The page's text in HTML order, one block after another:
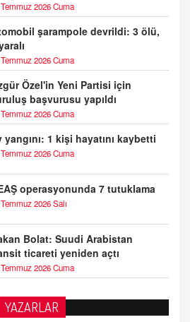
2026 Cuma
şarampole devrildi: 3 ölü,
2026 Cuma
Özel'in Yeni Partisi için
başvurusu yapıldı
2026 Cuma
yangını: 1 kişi hayatını kaybetti
2026 Cuma
operasyonunda 7 tutuklama
2026 Salı
Bolat: Suudi Arabistan
ticareti yeniden açtı
2026 Cuma
YAZARLARSinirleri Düzelten Bitkiler